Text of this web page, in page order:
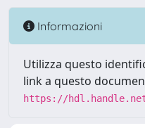
Informazioni
Utilizza questo
link a questo
https://